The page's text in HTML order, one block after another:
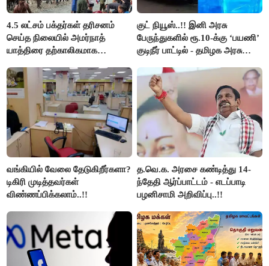
4.5 லட்சம் பக்தர்கள் தரிசனம்
செய்த நிலையில் அமர்நாத்
யாத்திரை தற்காலிகமாக
குட் நியூஸ்..!! இனி அரசு
பேருந்துகளில் ரூ.10-க்கு ‘பயணி’
குடிநீர் பாட்டில் - தமிழக அரசு
வங்கியில் வேலை தேடுகிறீர்களா?
டிகிரி முடித்தவர்கள்
விண்ணப்பிக்கலாம்..!!
த.வெ.க. அரசை கண்டித்து 14-
ந்தேதி ஆர்ப்பாட்டம் - எடப்பாடி
பழனிசாமி அறிவிப்பு..!!